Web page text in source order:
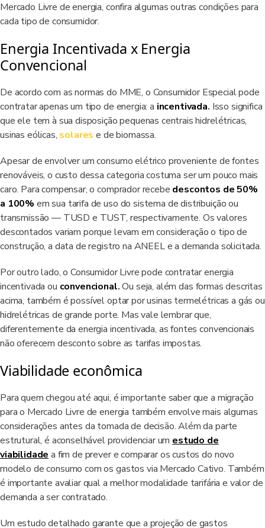
Mercado Livre de energia, confira algumas outras condições para
cada tipo de consumidor.
Energia Incentivada x Energia
Convencional
De acordo com as normas do MME, o Consumidor Especial pode
contratar apenas um tipo de energia: a incentivada. Isso significa
que ele tem à sua disposição pequenas centrais hidrelétricas,
usinas eólicas, solares e de biomassa.
Apesar de envolver um consumo elétrico proveniente de fontes
renováveis, o custo dessa categoria costuma ser um pouco mais
caro. Para compensar, o comprador recebe descontos de 50%
a 100% em sua tarifa de uso do sistema de distribuição ou
transmissão — TUSD e TUST, respectivamente. Os valores
descontados variam porque levam em consideração o tipo de
construção, a data de registro na ANEEL e a demanda solicitada.
Por outro lado, o Consumidor Livre pode contratar energia
incentivada ou convencional.Ou seja, além das formas descritas
acima, também é possível optar por usinas termelétricas a gás ou
hidrelétricas de grande porte. Mas vale lembrar que,
diferentemente da energia incentivada, as fontes convencionais
não oferecem desconto sobre as tarifas impostas.
Viabilidade econômica
Para quem chegou até aqui, é importante saber que a migração
para o Mercado Livre de energia também envolve mais algumas
considerações antes da tomada de decisão. Além da parte
estrutural, é aconselhável providenciar um estudo de
viabilidade a fim de prever e comparar os custos do novo
modelo de consumo com os gastos via Mercado Cativo. Também
é importante avaliar qual a melhor modalidade tarifária e valor de
demanda a ser contratado.
Um estudo detalhado garante que a projeção de gastos